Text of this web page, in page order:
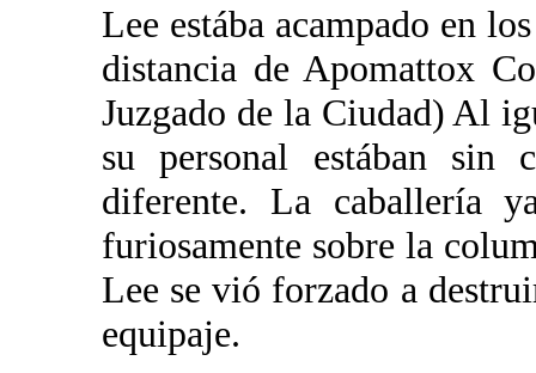
Lee estába acampado en
distancia de Apomattox
Juzgado de la Ciudad) Al
su personal estában sin
diferente. La caballería
furiosamente sobre la
Lee se vió forzado a
equipaje.